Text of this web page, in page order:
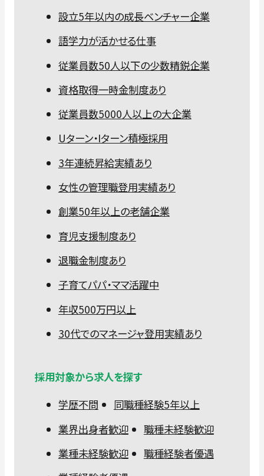
設立5年以内の成長ベンチャー企業
語学力が活かせる仕事
従業員数50人以下の少数精鋭企業
資格取得一時金制度あり
従業員数5000人以上の大企業
Uターン・Iターン積極採用
3年連続昇給実績あり
女性の管理職登用実績あり
創業50年以上の老舗企業
育児支援制度あり
退職金制度あり
子育てパパ・ママ活躍中
年収500万円以上
30代でのマネージャ登用実績あり
採用対象から求人を探す
学歴不問
同職種経験5年以上
業界出身者歓迎
職種未経験歓迎
業種未経験歓迎
職種経験者優遇